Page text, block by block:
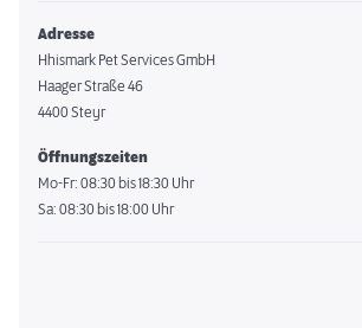
Adresse
Hhismark Pet Services GmbH
Haager Straße 46
4400 Steyr
Öffnungszeiten
Mo-Fr: 08:30 bis 18:30 Uhr
Sa: 08:30 bis 18:00 Uhr